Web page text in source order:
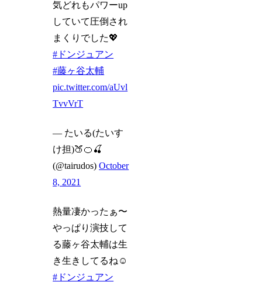
気どれもパワーup
していて圧倒され
まくりでした💖
#ドンジュアン
#藤ヶ谷太輔
pic.twitter.com/aUvl
TvvVrT
— たいる(たいす
け担)🍑🍊🍒
(@tairudos)October
8, 2021
熱量凄かったぁ〜
やっぱり演技して
る藤ヶ谷太輔は生
き生きしてるね☺️
#ドンジュアン